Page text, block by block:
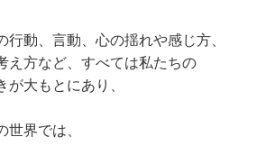
行動、言動、心の揺れや感じ方、
え方など、すべては私たちの
が大もとにあり、
世界では、